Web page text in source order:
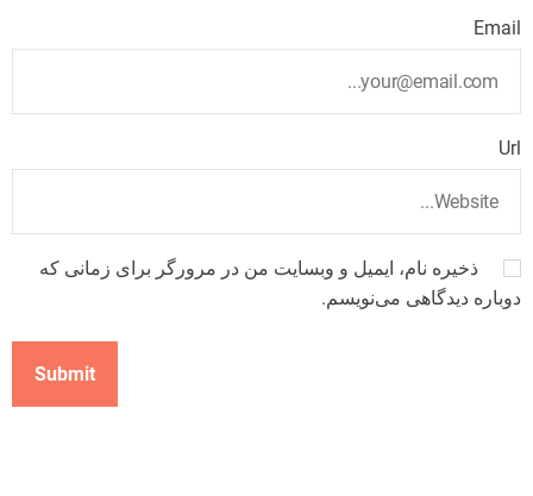
Email
Url
ذخیره نام، ایمیل و وبسایت من در مرورگر برای زمانی که
دوباره دیدگاهی می‌نویسم.